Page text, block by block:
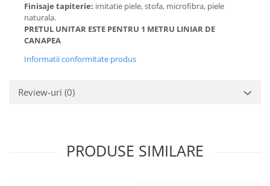
Finisaje tapiterie: imitatie piele, stofa, microfibra, piele
naturala.
PRETUL UNITAR ESTE PENTRU 1 METRU LINIAR DE
CANAPEA
Informatii conformitate produs
Review-uri (0)
PRODUSE SIMILARE